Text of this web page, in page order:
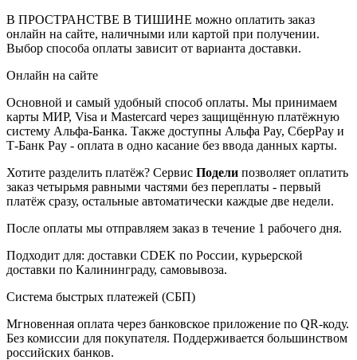
В ПРОСТРАНСТВЕ В ТИШИНЕ можно оплатить заказ
онлайн на сайте, наличными или картой при получении.
Выбор способа оплаты зависит от варианта доставки.
Онлайн на сайте
Основной и самый удобный способ оплаты. Мы принимаем
карты МИР, Visa и Mastercard через защищённую платёжную
систему Альфа-Банка. Также доступны Альфа Pay, СберPay и
Т-Банк Pay - оплата в одно касание без ввода данных карты.
Хотите разделить платёж? Сервис Подели позволяет оплатить
заказ четырьмя равными частями без переплаты - первый
платёж сразу, остальные автоматически каждые две недели.
После оплаты мы отправляем заказ в течение 1 рабочего дня.
Подходит для: доставки CDEK по России, курьерской
доставки по Калининграду, самовывоза.
Система быстрых платежей (СБП)
Мгновенная оплата через банковское приложение по QR-коду.
Без комиссии для покупателя. Поддерживается большинством
российских банков.